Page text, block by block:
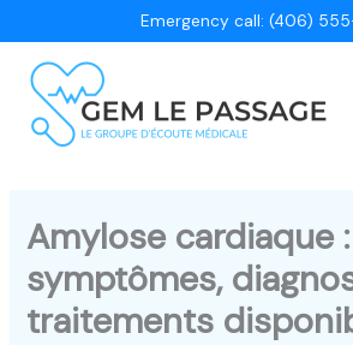
au
contenu
Emergency call: (406)
Amylose cardiaque :
symptômes,
traitements